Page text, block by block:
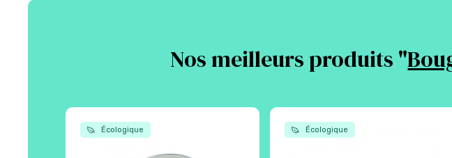
Nos meilleurs produits "
Écologique Écologique